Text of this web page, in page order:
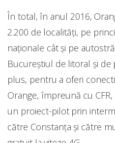
În total, în anul 2016,
2.200 de localități, pe
naționale cât și pe
Bucureștiul de litoral și de
plus, pentru a oferi
Orange, împreună cu
un proiect-pilot prin
către Constanța și către